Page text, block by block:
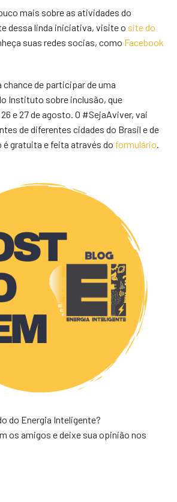
mais sobre as atividades do
dessa linda iniciativa, visite o site do
suas redes socias, como Facebook
chance de participar de uma
Instituto sobre inclusão, que
e 27 de agosto. O #SejaAviver, vai
de diferentes cidades do Brasil e de
é gratuita e feita através do formulário.
do Energia Inteligente?
os amigos e deixe sua opinião nos